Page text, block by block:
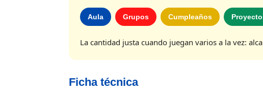
Aula Grupos Cumpleaños
La cantidad justa cuando juegan varios a la vez:
Ficha técnica